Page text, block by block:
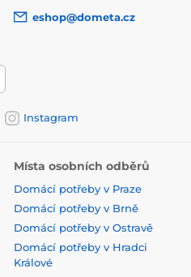
eshop@dometa.cz
Instagram
Místa osobních odběrů
Domácí potřeby v Praze
Domácí potřeby v Brně
Domácí potřeby v Ostravě
Domácí potřeby v Hradci
Králové